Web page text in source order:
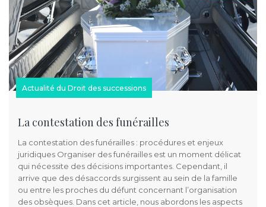
Actualité du Droit des successions
La contestation des funérailles
La contestation des funérailles : procédures et enjeux
juridiques Organiser des funérailles est un moment délicat
qui nécessite des décisions importantes. Cependant, il
arrive que des désaccords surgissent au sein de la famille
ou entre les proches du défunt concernant l’organisation
des obsèques. Dans cet article, nous abordons les aspects